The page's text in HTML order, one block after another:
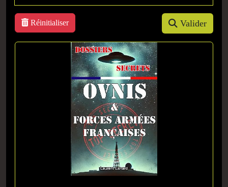
Valider
Réinitialiser